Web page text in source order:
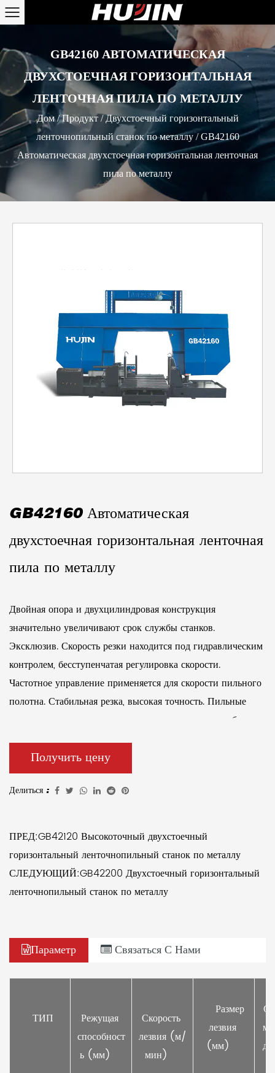
GB42160 АВТОМАТИЧЕСКАЯ
ДВУХСТОЕЧНАЯ ГОРИЗОНТАЛЬНАЯ
ЛЕНТОЧНАЯ ПИЛА ПО МЕТАЛЛУ
Дом/Продукт/Двухстоечный горизонтальный
ленточнопильный станок по металлу/GB42160
Автоматическая двухстоечная горизонтальная ленточная
пила по металлу
GB42160 Автоматическая
двухстоечная горизонтальная ленточная
пила по металлу
Двойная опора и двухцилиндровая конструкция
значительно увеличивают срок службы станков.
Эксклюзив. Скорость резки находится под гидравлическим
контролем, бесступенчатая регулировка скорости.
Частотное управление применяется для скорости пильного
полотна. Стабильная резка, высокая точность. Пильные
полотна, натянутые гидравлическим давлением, удобны в
используются гидравлическое давление и ручное
управление, они просты в эксплуатации. Длина рабочего
стола 2500 мм, радиус действия 1500 мм. (Это можно
Получить цену
Делиться :
ПРЕД:GB42120 Высокоточный двухстоечный
горизонтальный ленточнопильный станок по металлу
СЛЕДУЮЩИЙ:GB42200 Двухстоечный горизонтальный
ленточнопильный станок по металлу
Параметр Связаться С Нами
Режущая
способност
ь (мм)
Скорость
лезвия (м/
мин)
лезвия
(мм)